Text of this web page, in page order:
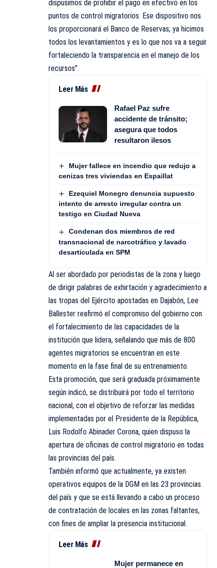
dispusimos de prohibir el pago en efectivo en los
puntos de control migratorios. Ese dispositivo nos
los proporcionará el Banco de Reservas; ya hicimos
todos los levantamientos y es lo que nos va a seguir
fortaleciendo la transparencia en el manejo de los
recursos”.
Leer Más
Rafael Paz sufre
accidente de tránsito;
asegura que todos
resultaron ilesos
Mujer fallece en incendio que redujo a
cenizas tres viviendas en Espaillat
Ezequiel Monegro denuncia supuesto
intento de arresto irregular contra un
testigo en Ciudad Nueva
Condenan dos miembros de red
transnacional de narcotráfico y lavado
desarticulada en SPM
Al ser abordado por periodistas de la zona y luego
de dirigir palabras de exhirtación y agradecimiento a
las tropas del Ejército apostadas en Dajabón, Lee
Ballester reafirmó el compromiso del gobierno con
el fortalecimiento de las capacidades de la
institución que lidera, señalando que más de 800
agentes migratorios se encuentran en este
momento en la fase final de su entrenamiento.
Esta promoción, que será graduada próximamente
según indicó, se distribuirá por todo el territorio
nacional, con el objetivo de reforzar las medidas
implementadas por el Presidente de la República,
Luis Rodolfo Abinader Corona, quien dispuso la
apertura de oficinas de control migratorio en todas
las provincias del país.
También informó que actualmente, ya existen
operativos equipos de la DGM en las 23 provincias
del país y que se está llevando a cabo un proceso
de contratación de locales en las zonas faltantes,
con fines de ampliar la presencia institucional.
Leer Más
Mujer permanece en